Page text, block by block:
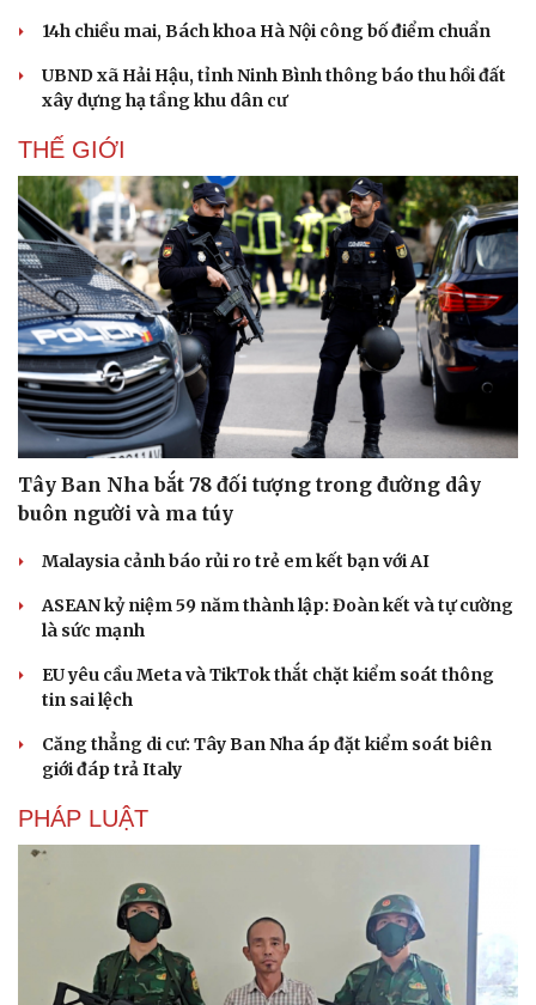
Văn hóa
Sân khấu - Điện ảnh
Văn học
Âm nhạc
Di sản
Nghệ sĩ
Thời trang
Sao Việt
14h chiều mai, Bách khoa Hà Nội công bố điểm chuẩn
UBND xã Hải Hậu, tỉnh Ninh Bình thông báo thu hồi đất
xây dựng hạ tầng khu dân cư
THẾ GIỚI
Tây Ban Nha bắt 78 đối tượng trong đường dây
buôn người và ma túy
Malaysia cảnh báo rủi ro trẻ em kết bạn với AI
ASEAN kỷ niệm 59 năm thành lập: Đoàn kết và tự cường
là sức mạnh
EU yêu cầu Meta và TikTok thắt chặt kiểm soát thông
tin sai lệch
Căng thẳng di cư: Tây Ban Nha áp đặt kiểm soát biên
giới đáp trả Italy
PHÁP LUẬT